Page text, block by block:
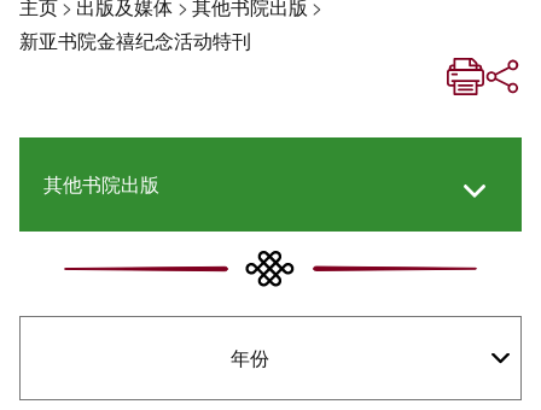
主页> 出版及媒体 > 其他书院出版 >
新亚书院金禧纪念活动特刊
其他书院出版
《新亚生活月刊》
年份